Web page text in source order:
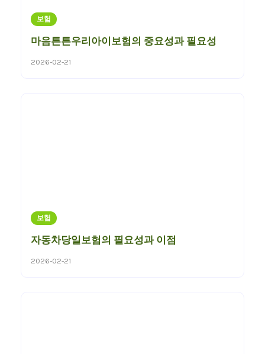
보험
마음튼튼우리아이보험의 중요성과 필요성
2026-02-21
보험
자동차당일보험의 필요성과 이점
2026-02-21